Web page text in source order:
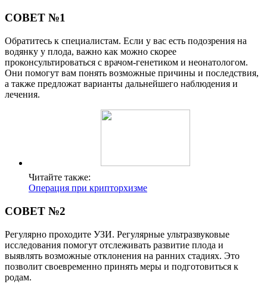
СОВЕТ №1
Обратитесь к специалистам. Если у вас есть подозрения на
водянку у плода, важно как можно скорее
проконсультироваться с врачом-генетиком и неонатологом.
Они помогут вам понять возможные причины и последствия,
а также предложат варианты дальнейшего наблюдения и
лечения.
Читайте также:
Операция при крипторхизме
СОВЕТ №2
Регулярно проходите УЗИ. Регулярные ультразвуковые
исследования помогут отслеживать развитие плода и
выявлять возможные отклонения на ранних стадиях. Это
позволит своевременно принять меры и подготовиться к
родам.